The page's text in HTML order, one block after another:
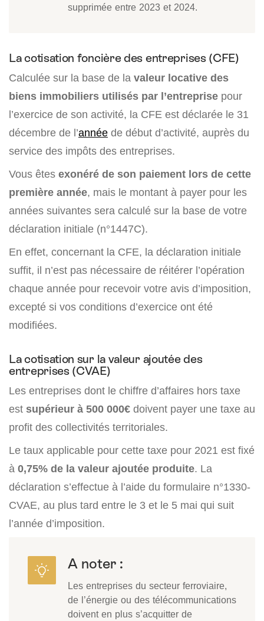
supprimée entre 2023 et 2024.
La cotisation foncière des entreprises (CFE)
Calculée sur la base de la valeur locative des
biens immobiliers utilisés par l’entreprise pour
l’exercice de son activité, la CFE est déclarée le 31
décembre de l’année de début d’activité, auprès du
service des impôts des entreprises.
Vous êtes exonéré de son paiement lors de cette
première année, mais le montant à payer pour les
années suivantes sera calculé sur la base de votre
déclaration initiale (n°1447C).
En effet, concernant la CFE, la déclaration initiale
suffit, il n’est pas nécessaire de réitérer l’opération
chaque année pour recevoir votre avis d’imposition,
excepté si vos conditions d’exercice ont été
modifiées.
La cotisation sur la valeur ajoutée des
entreprises (CVAE)
Les entreprises dont le chiffre d’affaires hors taxe
est supérieur à 500 000€ doivent payer une taxe au
profit des collectivités territoriales.
Le taux applicable pour cette taxe pour 2021 est fixé
à 0,75% de la valeur ajoutée produite. La
déclaration s’effectue à l’aide du formulaire n°1330-
CVAE, au plus tard entre le 3 et le 5 mai qui suit
l’année d’imposition.
A noter :
Les entreprises du secteur ferroviaire,
de l’énergie ou des télécommunications
doivent en plus s’acquitter de